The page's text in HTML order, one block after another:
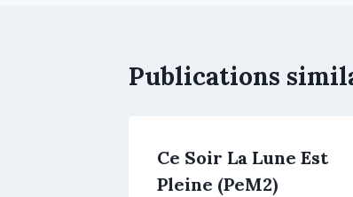
Publications
Ce Soir La Lune Est
Pleine (PeM2)